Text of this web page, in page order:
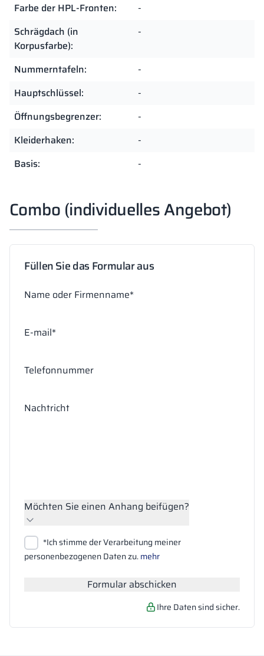
Farbe der HPL-Fronten:
-
Schrägdach (in
Korpusfarbe):
-
Nummerntafeln:
-
Hauptschlüssel:
-
Öffnungsbegrenzer:
-
Kleiderhaken:
-
Basis:
-
Combo (individuelles Angebot)
Füllen Sie das Formular aus
Name oder Firmenname*
E-mail*
Telefonnummer
Nachtricht
Möchten Sie einen Anhang beifügen?
Dateien anhängen
Suchen
*Ich stimme der Verarbeitung meiner
personenbezogenen Daten zu.mehr
Formular abschicken
Ihre Daten sind sicher.